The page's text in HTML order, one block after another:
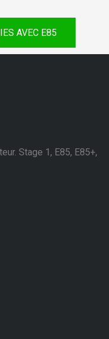
AVEC E85
Stage 1, E85, E85+,